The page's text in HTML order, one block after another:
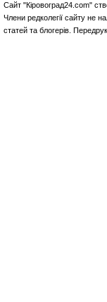
Сайт "Кіровоград24.com"
Члени редколегії сайту не
статей та блогерів.